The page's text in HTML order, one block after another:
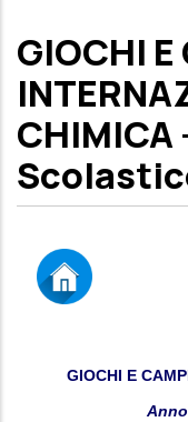
GIOCHI
CHIMICA
GIOCHI E